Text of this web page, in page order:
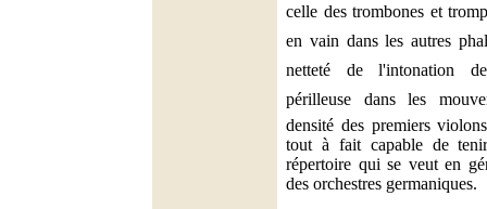
celle des trombones et
en vain dans les autres
netteté de l'intonation
périlleuse dans les
densité des premiers
tout à fait capable de
répertoire qui se veut en
des orchestres germaniques.